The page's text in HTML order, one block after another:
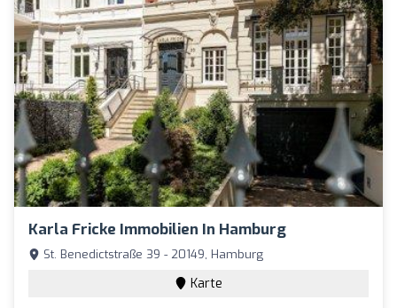
Karla Fricke Immobilien In Hamburg
St. Benedictstraße 39 - 20149, Hamburg
Karte